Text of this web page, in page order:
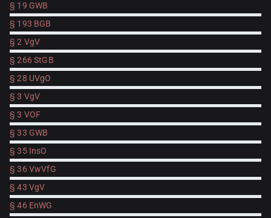
§ 19 GWB
§ 193 BGB
§ 2 VgV
§ 266 StGB
§ 28 UVgO
§ 3 VgV
§ 3 VOF
§ 33 GWB
§ 35 InsO
§ 36 VwVfG
§ 43 VgV
§ 46 EnWG